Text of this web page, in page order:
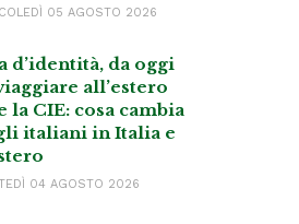
05 AGOSTO 2026
d’identità, da oggi
all’estero
la CIE: cosa cambia
italiani in Italia e
04 AGOSTO 2026